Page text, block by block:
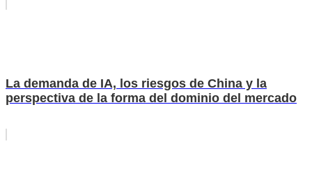
La demanda de IA, los riesgos de China y la
perspectiva de la forma del dominio del mercado